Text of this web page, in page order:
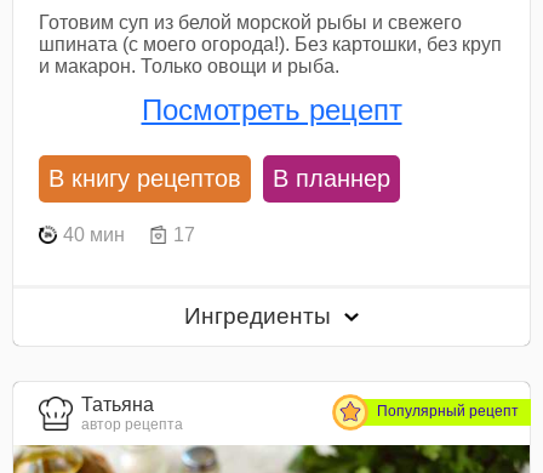
Готовим суп из белой морской рыбы и свежего
шпината (с моего огорода!). Без картошки, без круп
и макарон. Только овощи и рыба.
Посмотреть рецепт
В книгу рецептов В планнер
40 мин 17
Ингредиенты
Татьяна
автор рецепта
Популярный рецепт